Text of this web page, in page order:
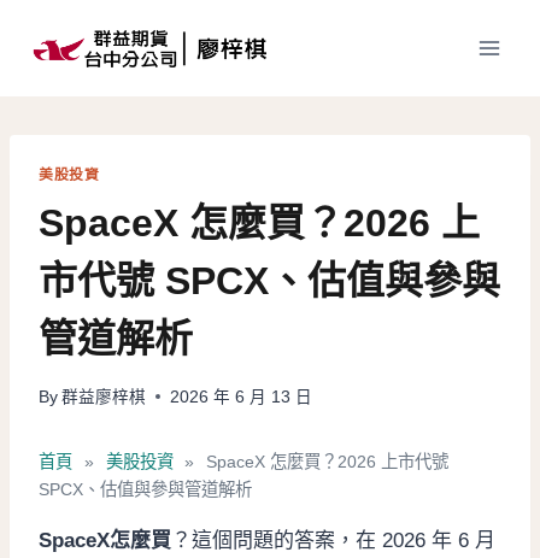
美股投資
SpaceX 怎麼買？2026 上
市代號 SPCX、估值與參與
管道解析
By 群益廖梓棋 2026 年 6 月 13 日
首頁 » 美股投資 »
SpaceX 怎麼買？2026 上市代號
SPCX、估值與參與管道解析
SpaceX怎麼買 ？這個問題的答案，在 2026 年 6 月